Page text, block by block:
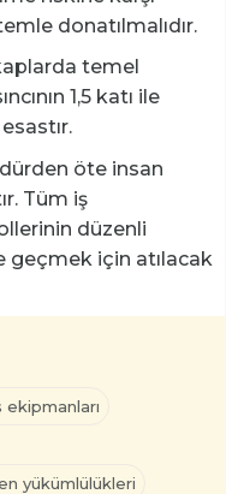
donatılmalıdır.
temel
1,5 katı ile
öte insan
Tüm iş
düzenli
geçmek için atılacak
ekipmanları
yükümlülükleri